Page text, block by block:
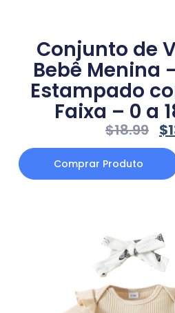
Conjunto de
Bebê Menina
Estampado
Faixa – 0 a
$18.99 $
Comprar Produto